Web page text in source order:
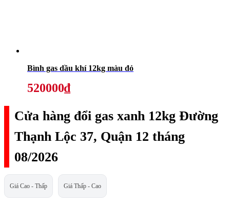
Bình gas dầu khí 12kg màu đỏ
520000₫
Cửa hàng đổi gas xanh 12kg Đường
Thạnh Lộc 37, Quận 12 tháng
08/2026
Giá Cao - Thấp Giá Thấp - Cao